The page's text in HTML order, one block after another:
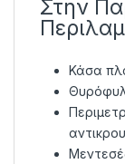
Στην
Κάσα